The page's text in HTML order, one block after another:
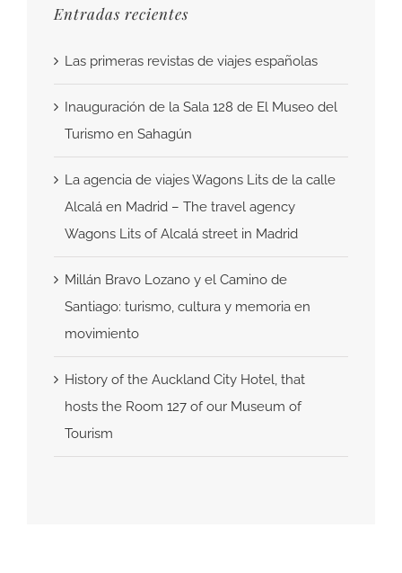
Entradas recientes
Las primeras revistas de viajes españolas
Inauguración de la Sala 128 de El Museo del
Turismo en Sahagún
La agencia de viajes Wagons Lits de la calle
Alcalá en Madrid – The travel agency
Wagons Lits of Alcalá street in Madrid
Millán Bravo Lozano y el Camino de
Santiago: turismo, cultura y memoria en
movimiento
History of the Auckland City Hotel, that
hosts the Room 127 of our Museum of
Tourism